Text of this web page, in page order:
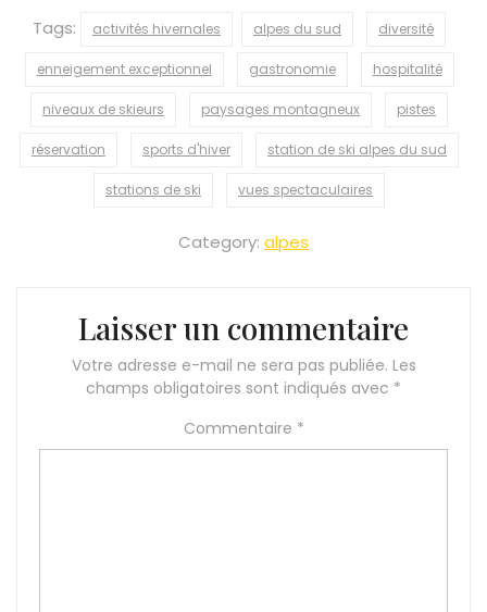
Tags: activités hivernales alpes du sud diversité
enneigement exceptionnel gastronomie hospitalité
niveaux de skieurs paysages montagneux pistes
réservation sports d'hiver station de ski alpes du sud
stations de ski vues spectaculaires
Category: alpes
Laisser un commentaire
Votre adresse e-mail ne sera pas publiée. Les
champs obligatoires sont indiqués avec *
Commentaire *